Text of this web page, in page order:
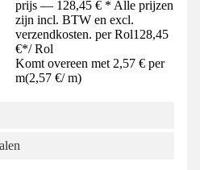
prijs — 128,45 € * Alle prijzen
zijn incl. BTW en excl.
verzendkosten. per Rol128,45
€*/ Rol
Komt overeen met 2,57 € per
m(2,57 €/ m)